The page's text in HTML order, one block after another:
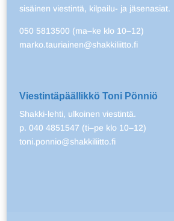
sisäinen viestintä, kilpailu- ja jäsenasiat.
050 5813500 (ma–ke klo 10–12)
marko.tauriainen@shakkiliitto.fi
Viestintäpäällikkö Toni Pönniö
Shakki-lehti, ulkoinen viestintä.
p. 040 4851547 (ti–pe klo 10–12)
toni.ponnio@shakkiliitto.fi